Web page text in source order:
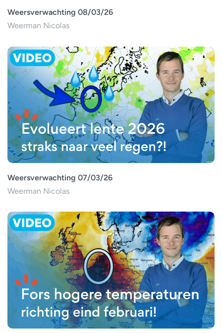
Weersverwachting 08/03/26
Weerman Nicolas
Weersverwachting 07/03/26
Weerman Nicolas